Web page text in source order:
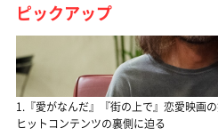
ピックアップ
1.『愛がなんだ』『街の上で』恋愛映画
ヒットコンテンツの裏側に迫る